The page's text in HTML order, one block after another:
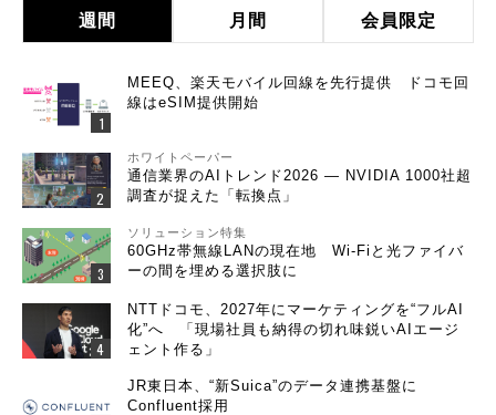
週間 月間 会員限定
MEEQ、楽天モバイル回線を先行提供 ドコモ回
線はeSIM提供開始
ホワイトペーパー
通信業界のAIトレンド2026 ― NVIDIA 1000社超
調査が捉えた「転換点」
ソリューション特集
60GHz帯無線LANの現在地 Wi-Fiと光ファイバ
ーの間を埋める選択肢に
NTTドコモ、2027年にマーケティングを“フルAI
化”へ 「現場社員も納得の切れ味鋭いAIエージ
ェント作る」
JR東日本、“新Suica”のデータ連携基盤に
Confluent採用